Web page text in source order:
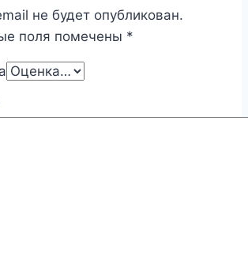
не будет опубликован.
поля помечены *